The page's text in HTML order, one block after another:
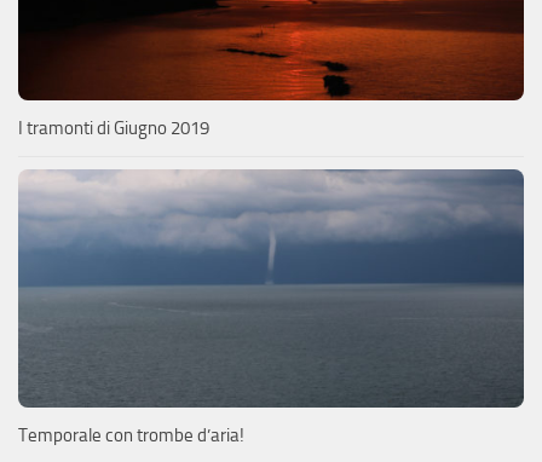
I tramonti di Giugno 2019
Temporale con trombe d’aria!